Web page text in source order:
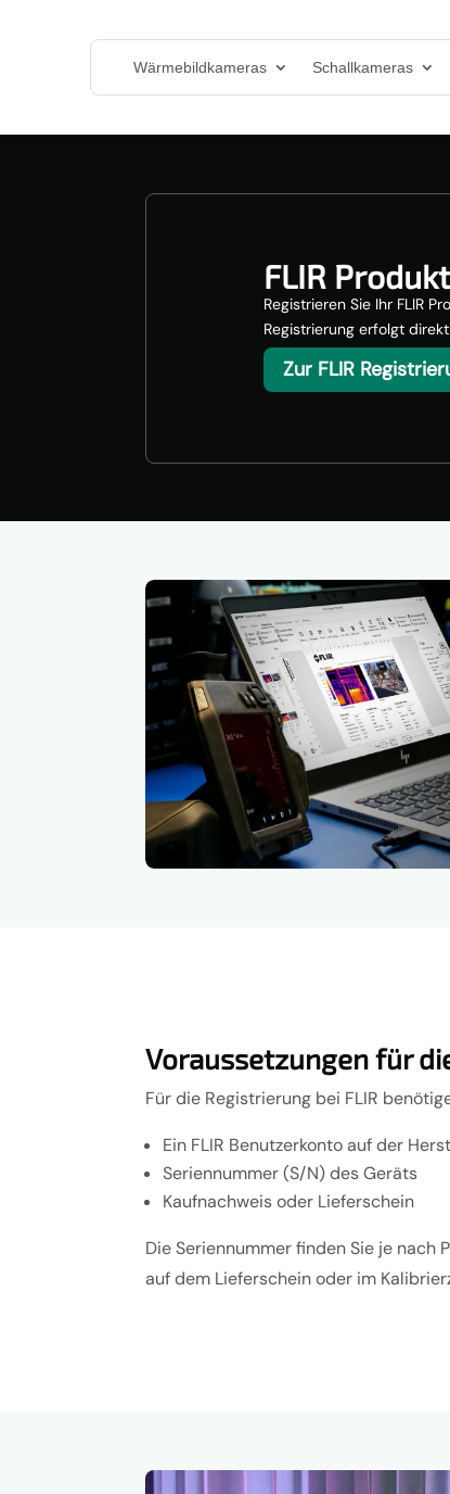
Wärmebildkameras Schallkameras
FLIR
Registrieren Sie Ihr FLIR
Registrierung erfolgt
Zur FLIR
Voraussetzungen für
Für die Registrierung bei FLIR
Ein FLIR Benutzerkonto auf der
Seriennummer (S/N) des Geräts
Kaufnachweis oder Lieferschein
Die Seriennummer finden Sie je nach
auf dem Lieferschein oder im